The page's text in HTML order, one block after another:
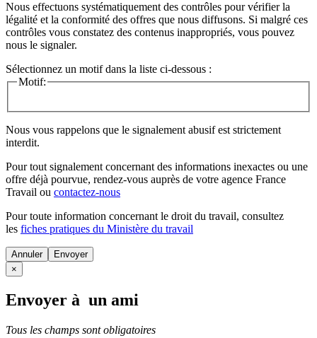
Nous effectuons systématiquement des contrôles pour vérifier la
légalité et la conformité des offres que nous diffusons. Si malgré ces
contrôles vous constatez des contenus inappropriés, vous pouvez
nous le signaler.
Sélectionnez un motif dans la liste ci-dessous :
Motif:
Nous vous rappelons que le signalement abusif est strictement
interdit.
Pour tout signalement concernant des informations inexactes ou une
offre déjà pourvue, rendez-vous auprès de votre agence France
Travail ou contactez-nous
Pour toute information concernant le droit du travail, consultez
les fiches pratiques du Ministère du travail
Annuler
×
Envoyer à un ami
Tous les champs sont obligatoires